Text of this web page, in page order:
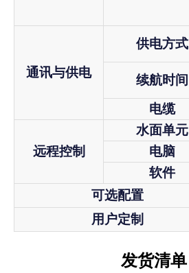
通讯与供电
供电方式
续航时间
电缆
远程控制
水面单元
电脑
软件
可选配置
用户定制
发货清单